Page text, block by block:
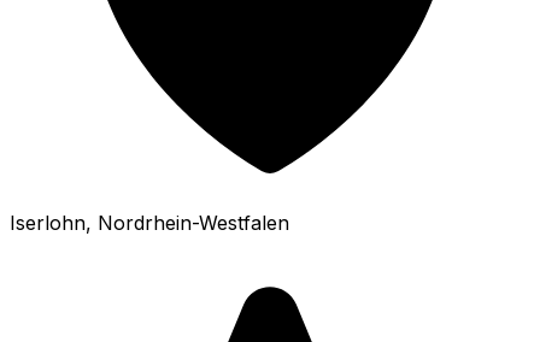
Iserlohn, Nordrhein-Westfalen